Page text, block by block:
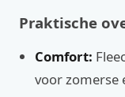
Praktische
Comfort:
voor zomerse